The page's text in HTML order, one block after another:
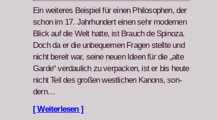
Ein weit­eres Beispiel für einen Philosophen, der
schon im 17. Jahrhun­dert einen sehr mod­er­nen
Blick auf die Welt hat­te, ist Brauch de Spin­oza.
Doch da er die unbe­que­men Fra­gen stellte und
nicht bere­it war, seine neuen Ideen für die „alte
Garde“ ver­daulich zu ver­pack­en, ist er bis heute
nicht Teil des großen west­lichen Kanons, son­
dern…
[ Weiterlesen ]